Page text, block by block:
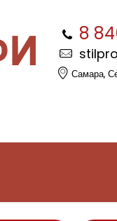
8
Самара,